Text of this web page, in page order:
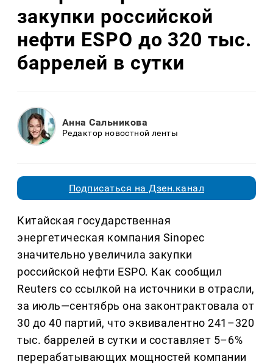
закупки российской
нефти ESPO до 320 тыс.
баррелей в сутки
Анна Сальникова
Редактор новостной ленты
Подписаться на Дзен.канал
Китайская государственная
энергетическая компания Sinopec
значительно увеличила закупки
российской нефти ESPO. Как сообщил
Reuters со ссылкой на источники в отрасли,
за июль—сентябрь она законтрактовала от
30 до 40 партий, что эквивалентно 241–320
тыс. баррелей в сутки и составляет 5–6%
перерабатывающих мощностей компании